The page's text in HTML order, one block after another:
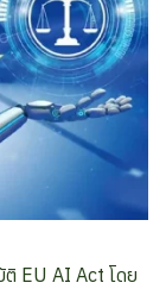
EU AI Act โดย